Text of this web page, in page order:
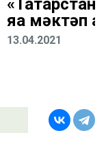
яңа мәктәп
13.04.2021